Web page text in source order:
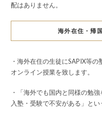
配はありません。
海外在住・帰
・海外在住の生徒にSAPIX等
オンライン授業を致します。
・「海外でも国内と同様の勉
入塾・受験で不安がある」とい